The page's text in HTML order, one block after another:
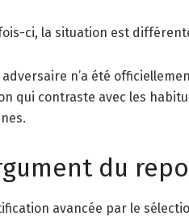
ci, la situation est
adversaire n’a été
qui contraste avec les
du
avancée par le